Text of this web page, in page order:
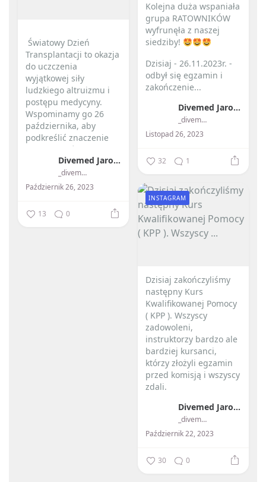
Kolejna duża wspaniała
grupa RATOWNIKÓW
wyfrunęła z naszej
siedziby!
Dzisiaj - 26.11.2023r. -
odbył się egzamin i
zakończenie...
Divemed Jarosław Przybylski
_divemed_
Listopad 26, 2023
32 1
️ Światowy Dzień
Transplantacji to okazja
do uczczenia
wyjątkowej siły
ludzkiego altruizmu i
postępu medycyny. ️
Wspominamy go 26
października, aby
podkreślić znaczenie
przeszczepów...
Divemed Jarosław Przybylski
_divemed_
Październik 26, 2023
13 0
Dzisiaj zakończyliśmy
następny Kurs
Kwalifikowanej Pomocy
( KPP ). Wszyscy
zadowoleni,
instruktorzy bardzo ale
bardziej kursanci,
którzy złożyli egzamin
przed komisją i wszyscy
zdali.
Divemed Jarosław Przybylski
_divemed_
Październik 22, 2023
INSTAGRAM
30 0